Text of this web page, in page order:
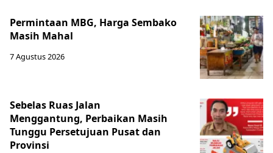
Permintaan MBG, Harga Sembako
Masih Mahal
7 Agustus 2026
Sebelas Ruas Jalan
Menggantung, Perbaikan Masih
Tunggu Persetujuan Pusat dan
Provinsi